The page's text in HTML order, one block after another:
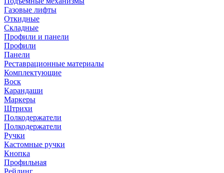
Газовые лифты
Откидные
Складные
Профили и панели
Профили
Панели
Реставрационные материалы
Комплектующие
Воск
Карандаши
Маркеры
Штрихи
Полкодержатели
Полкодержатели
Ручки
Кастомные ручки
Кнопка
Профильная
Рейлинг